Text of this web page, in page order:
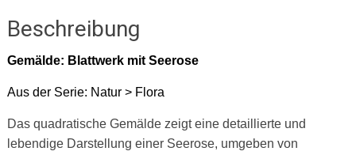
Beschreibung
Gemälde: Blattwerk mit Seerose
Aus der Serie: Natur > Flora
Das quadratische Gemälde zeigt eine detaillierte und
lebendige Darstellung einer Seerose, umgeben von